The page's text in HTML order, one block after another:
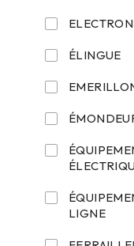
ÉLINGUE
LIGNE